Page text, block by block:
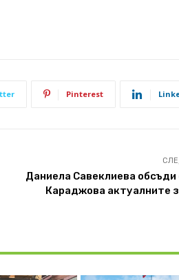
Pinterest
Даниела Савеклиева обсъди
Караджова актуалните